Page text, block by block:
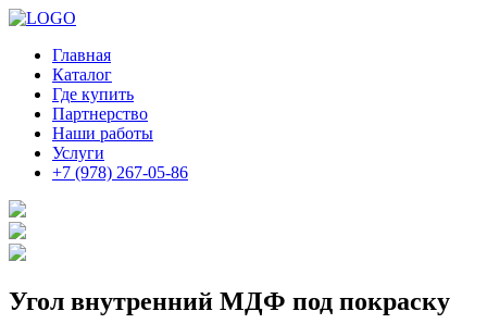
Главная
Каталог
Где купить
Партнерство
Наши работы
Услуги
+7 (978) 267-05-86
Угол внутренний МДФ под покраску